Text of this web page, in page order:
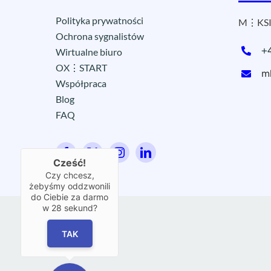
Polityka prywatności
Ochrona sygnalistów
Wirtualne biuro
OX⋮START
Współpraca
Blog
FAQ
Cześć!
Czy chcesz,
żebyśmy oddzwonili
do Ciebie za darmo
w 28 sekund?
TAK